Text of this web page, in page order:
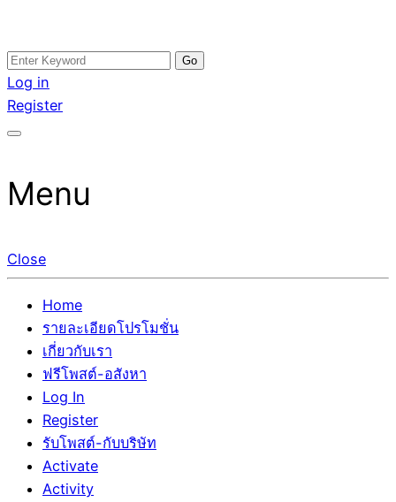
Skip
to
content
อสังหาโพสต์ รีวิวเยอะ รับจ้างโพสต์ขายบ้าน รับจ้างโพสต์อสัง
หา แตกต่างอย่างตั้งใจ รับรองผล อันดับ1 การโพสต์ขายอสังหา
กับทีมงานบริษัท บ้าน ที่ดิน คอนโด ติดGoogleหน้าแรกได้จริงๆ
รับจ้างโพสอสังหา ขายบ้าน อสังหาโพสต์ เชื่อถือได้จริง รับ
โพสต์ ที่ดิน กับทีมงานบริษัท ถูกและดีที่สุด ไม่มีค่านายหน้า
ขายได้จริงๆ ช่วยสร้างโอกาสในการขายได้มากกว่า ที่เดียว ที่
Search
for:
Log in
Register
Menu
Close
Home
รายละเอียดโปรโมชั่น
เกี่ยวกับเรา
ฟรีโพสต์-อสังหา
Log In
Register
รับโพสต์-กับบริษัท
Activate
Activity